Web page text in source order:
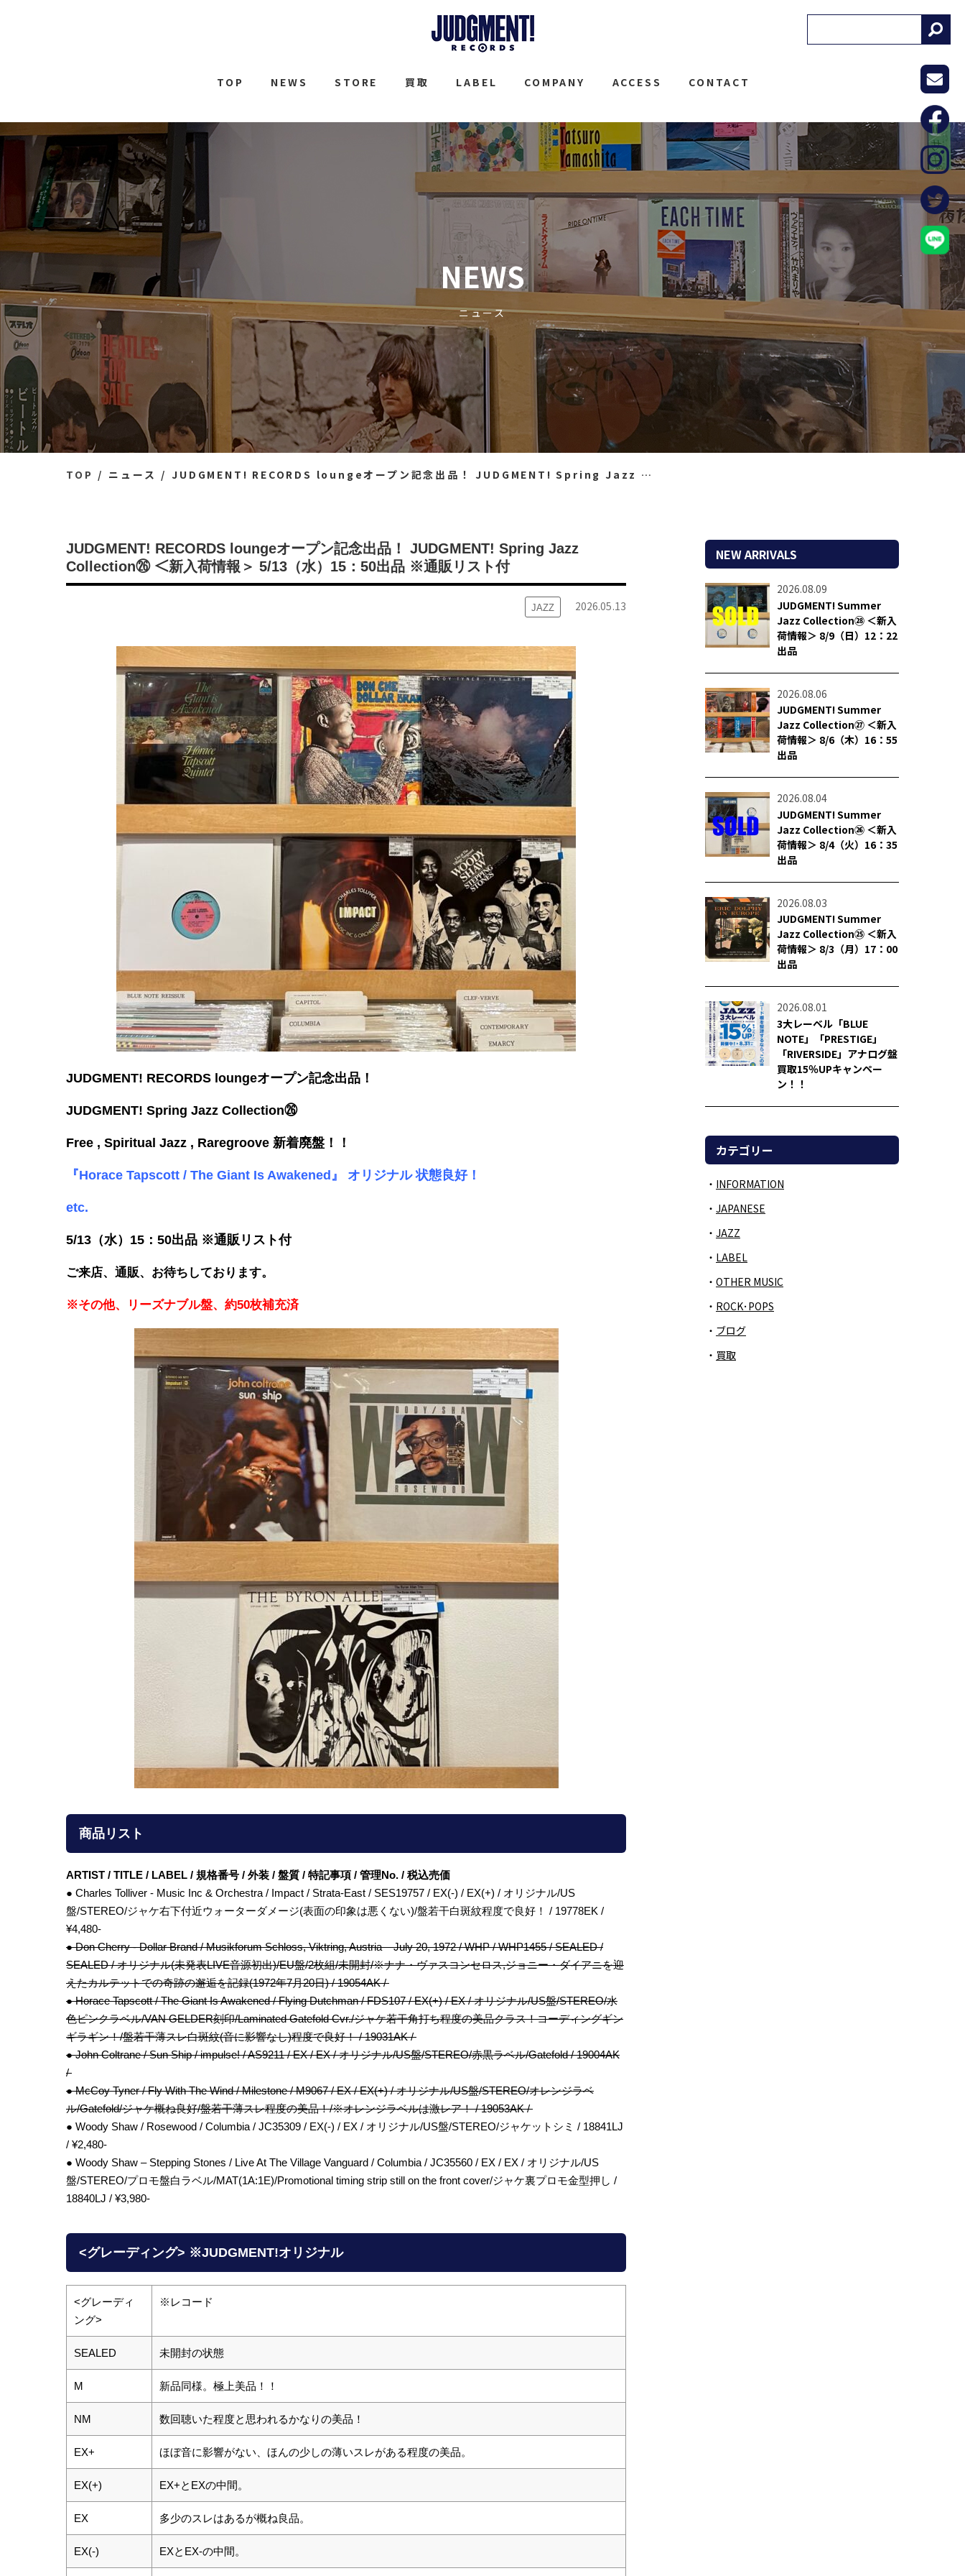
TOP NEWS STORE 買取 LABEL COMPANY ACCESS CONTACT
NEWS
ニュース
TOP ニュース JUDGMENT! RECORDS loungeオープン記念出品！ JUDGMENT! Spring Jazz Collection㉖ ＜新入荷情報＞ 5/13（水）15：50出品 ※通販リスト付
JUDGMENT! RECORDS loungeオープン記念出品！ JUDGMENT! Spring Jazz
Collection㉖ ＜新入荷情報＞ 5/13（水）15：50出品 ※通販リスト付
JAZZ 2026.05.13
JUDGMENT! RECORDS loungeオープン記念出品！
JUDGMENT! Spring Jazz Collection㉖
Free , Spiritual Jazz , Raregroove 新着廃盤！！
『Horace Tapscott / The Giant Is Awakened』 オリジナル 状態良好！
etc.
5/13（水）15：50出品 ※通販リスト付
ご来店、通販、お待ちしております。
※その他、リーズナブル盤、約50枚補充済
商品リスト
ARTIST / TITLE / LABEL / 規格番号 / 外装 / 盤質 / 特記事項 / 管理No. / 税込売価
● Charles Tolliver - Music Inc & Orchestra / Impact / Strata-East / SES19757 / EX(-) / EX(+) / オリジナル/US
盤/STEREO/ジャケ右下付近ウォーターダメージ(表面の印象は悪くない)/盤若干白斑紋程度で良好！ / 19778EK /
¥4,480-
● Don Cherry - Dollar Brand / Musikforum Schloss, Viktring, Austria – July 20, 1972 / WHP / WHP1455 / SEALED /
SEALED / オリジナル(未発表LIVE音源初出)/EU盤/2枚組/未開封/※ナナ・ヴァスコンセロス,ジョニー・ダイアニを迎
えたカルテットでの奇跡の邂逅を記録(1972年7月20日) / 19054AK /
● Horace Tapscott / The Giant Is Awakened / Flying Dutchman / FDS107 / EX(+) / EX / オリジナル/US盤/STEREO/水
色ピンクラベル/VAN GELDER刻印/Laminated Gatefold Cvr./ジャケ若干角打ち程度の美品クラス！コーディングギン
ギラギン！/盤若干薄スレ白斑紋(音に影響なし)程度で良好！ / 19031AK /
● John Coltrane / Sun Ship / impulse! / AS9211 / EX / EX / オリジナル/US盤/STEREO/赤黒ラベル/Gatefold / 19004AK
/
● McCoy Tyner / Fly With The Wind / Milestone / M9067 / EX / EX(+) / オリジナル/US盤/STEREO/オレンジラベ
ル/Gatefold/ジャケ概ね良好/盤若干薄スレ程度の美品！/※オレンジラベルは激レア！ / 19053AK /
● Woody Shaw / Rosewood / Columbia / JC35309 / EX(-) / EX / オリジナル/US盤/STEREO/ジャケットシミ / 18841LJ
/ ¥2,480-
● Woody Shaw – Stepping Stones / Live At The Village Vanguard / Columbia / JC35560 / EX / EX / オリジナル/US
盤/STEREO/プロモ盤白ラベル/MAT(1A:1E)/Promotional timing strip still on the front cover/ジャケ裏プロモ金型押し /
18840LJ / ¥3,980-
<グレーディング> ※JUDGMENT!オリジナル
<グレーディ
ング>
※レコード
SEALED 未開封の状態
M 新品同様。極上美品！！
NM 数回聴いた程度と思われるかなりの美品！
EX+ ほぼ音に影響がない、ほんの少しの薄いスレがある程度の美品。
EX(+) EX+とEXの中間。
EX 多少のスレはあるが概ね良品。
EX(-) EXとEX-の中間。
NEW ARRIVALS
2026.08.09
JUDGMENT! Summer
Jazz Collection㉘ ＜新入
荷情報＞ 8/9（日）12：22
出品
2026.08.06
JUDGMENT! Summer
Jazz Collection㉗ ＜新入
荷情報＞ 8/6（木）16：55
出品
2026.08.04
JUDGMENT! Summer
Jazz Collection㉖ ＜新入
荷情報＞ 8/4（火）16：35
出品
2026.08.03
JUDGMENT! Summer
Jazz Collection㉕ ＜新入
荷情報＞ 8/3（月）17：00
出品
2026.08.01
3大レーベル「BLUE
NOTE」「PRESTIGE」
「RIVERSIDE」アナログ盤
買取15％UPキャンペー
ン！！
カテゴリー
INFORMATION
JAPANESE
JAZZ
LABEL
OTHER MUSIC
ROCK･POPS
ブログ
買取